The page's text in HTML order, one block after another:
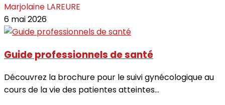
Marjolaine LAREURE
6 mai 2026
Guide professionnels de santé
Découvrez la brochure pour le suivi gynécologique au
cours de la vie des patientes atteintes...